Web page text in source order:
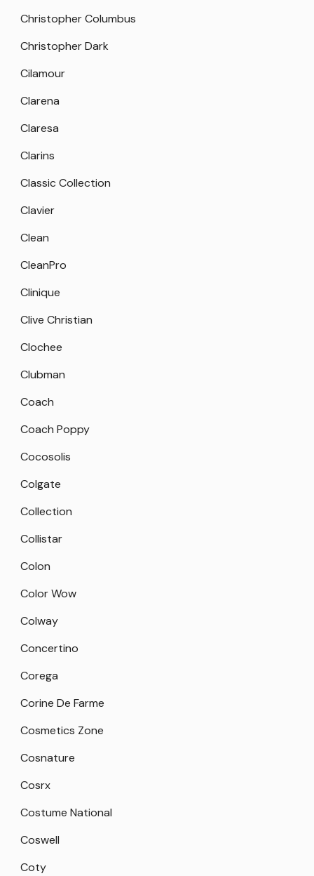
Christopher Columbus
Christopher Dark
Cilamour
Clarena
Claresa
Clarins
Classic Collection
Clavier
Clean
CleanPro
Clinique
Clive Christian
Clochee
Clubman
Coach
Coach Poppy
Cocosolis
Colgate
Collection
Collistar
Colon
Color Wow
Colway
Concertino
Corega
Corine De Farme
Cosmetics Zone
Cosnature
Cosrx
Costume National
Coswell
Coty